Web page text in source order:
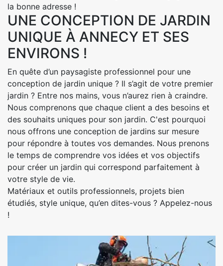
la bonne adresse !
UNE CONCEPTION DE JARDIN
UNIQUE À ANNECY ET SES
ENVIRONS !
En quête d’un paysagiste professionnel pour une
conception de jardin unique ? Il s’agit de votre premier
jardin ? Entre nos mains, vous n’aurez rien à craindre.
Nous comprenons que chaque client a des besoins et
des souhaits uniques pour son jardin. C'est pourquoi
nous offrons une conception de jardins sur mesure
pour répondre à toutes vos demandes. Nous prenons
le temps de comprendre vos idées et vos objectifs
pour créer un jardin qui correspond parfaitement à
votre style de vie.
Matériaux et outils professionnels, projets bien
étudiés, style unique, qu’en dites-vous ? Appelez-nous
!